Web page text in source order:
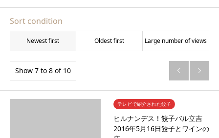
Sort condition
Newest first Oldest first Large number of views
Show 7 to 8 of 10  
テレビで紹介された餃子
ヒルナンデス！餃子バル立吉
2016年5月16日餃子とワインの